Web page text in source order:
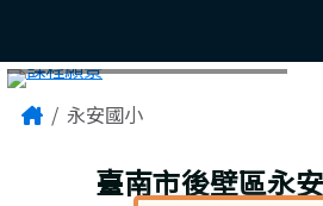
主內容區域
Home永安國小
臺南市後壁區永
頁尾區域